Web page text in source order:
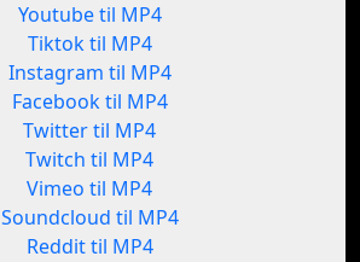
Youtube til MP4
Tiktok til MP4
Instagram til MP4
Facebook til MP4
Twitter til MP4
Twitch til MP4
Vimeo til MP4
Soundcloud til MP4
Reddit til MP4